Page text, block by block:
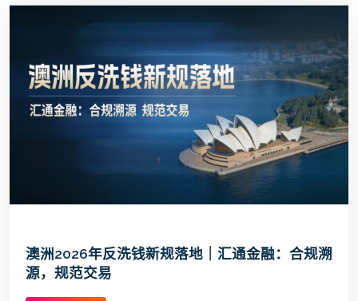
澳洲2026年反洗钱新规落地｜汇通金融：合规溯
源，规范交易